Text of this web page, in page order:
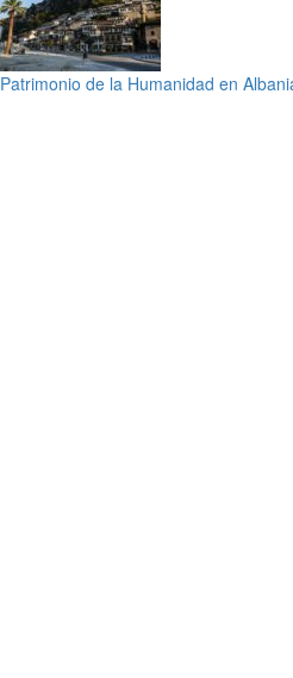
Patrimonio de la Humanidad en